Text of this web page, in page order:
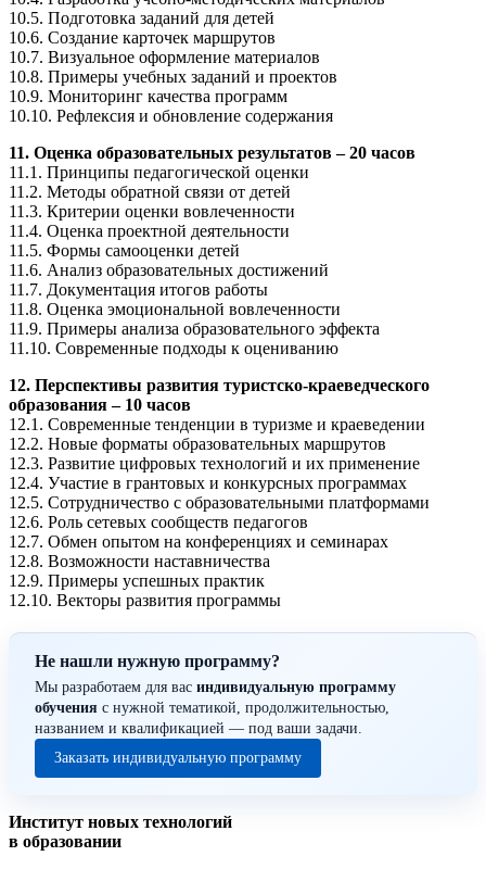
10.5. Подготовка заданий для детей
10.6. Создание карточек маршрутов
10.7. Визуальное оформление материалов
10.8. Примеры учебных заданий и проектов
10.9. Мониторинг качества программ
10.10. Рефлексия и обновление содержания
11. Оценка образовательных результатов – 20 часов
11.1. Принципы педагогической оценки
11.2. Методы обратной связи от детей
11.3. Критерии оценки вовлеченности
11.4. Оценка проектной деятельности
11.5. Формы самооценки детей
11.6. Анализ образовательных достижений
11.7. Документация итогов работы
11.8. Оценка эмоциональной вовлеченности
11.9. Примеры анализа образовательного эффекта
11.10. Современные подходы к оцениванию
12. Перспективы развития туристско-краеведческого
образования – 10 часов
12.1. Современные тенденции в туризме и краеведении
12.2. Новые форматы образовательных маршрутов
12.3. Развитие цифровых технологий и их применение
12.4. Участие в грантовых и конкурсных программах
12.5. Сотрудничество с образовательными платформами
12.6. Роль сетевых сообществ педагогов
12.7. Обмен опытом на конференциях и семинарах
12.8. Возможности наставничества
12.9. Примеры успешных практик
12.10. Векторы развития программы
Не нашли нужную программу?
Мы разработаем для вас индивидуальную программу
обучения с нужной тематикой, продолжительностью,
названием и квалификацией — под ваши задачи.
Заказать индивидуальную программу
Институт новых технологий
в образовании